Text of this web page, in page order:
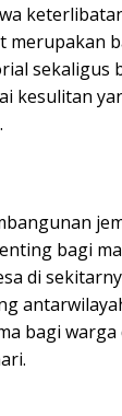
merupakan
sekaligus
kesulitan
bagi
di
bagi